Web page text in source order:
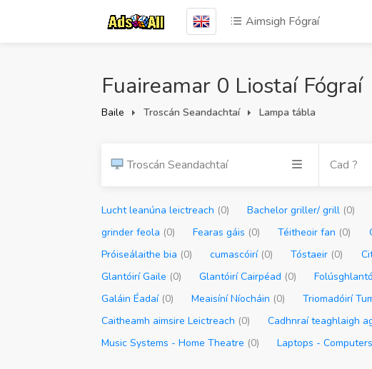
Aimsigh Fógraí
Fuaireamar 0 Liostaí Fógraí
Baile Troscán Seandachtaí Lampa tábla
Troscán Seandachtaí
Lucht leanúna leictreach (0) Bachelor griller/ grill (0)
grinder feola (0) Fearas gáis (0) Téitheoir fan (0)
Próiseálaithe bia (0) cumascóirí (0) Tóstaeir (0)
Glantóirí Gaile (0) Glantóirí Cairpéad (0)
Galáin Éadaí (0) Meaisíní Níocháin (0) Triomadóirí
Caitheamh aimsire Leictreach (0) Cadhnraí teaghlaigh
Music Systems - Home Theatre (0) Laptops - Computers